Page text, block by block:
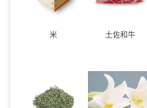
米 土佐和牛